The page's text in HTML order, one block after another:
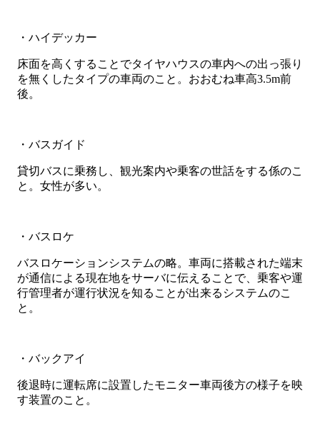
・ハイデッカー
床面を高くすることでタイヤハウスの車内への出っ張り
を無くしたタイプの車両のこと。おおむね車高3.5m前
後。
・バスガイド
貸切バスに乗務し、観光案内や乗客の世話をする係のこ
と。女性が多い。
・バスロケ
バスロケーションシステムの略。車両に搭載された端末
が通信による現在地をサーバに伝えることで、乗客や運
行管理者が運行状況を知ることが出来るシステムのこ
と。
・バックアイ
後退時に運転席に設置したモニター車両後方の様子を映
す装置のこと。